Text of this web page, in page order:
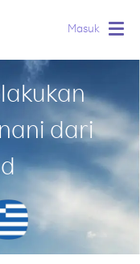
Masuk
dari